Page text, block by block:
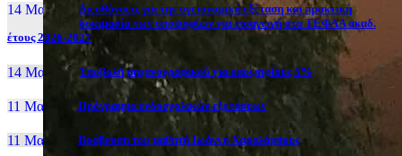
14 Μαι, 26
Διευθύνσεις για την υγειονομική εξέταση και πρακτική
δοκιμασία των υποψηφίων για εισαγωγή στα ΤΕΦΑΑ ακαδ.
έτους 2026-2027
14 Μαι, 26 Yποβολή μηχανογραφικού για υποψηφίους 5%
11 Μαι, 26 Πρόγραμμα ενδοσχολικών εξετάσεων
11 Μαι, 26 Βράβευση του μαθητή Ιωάννη Χαραλάμπους